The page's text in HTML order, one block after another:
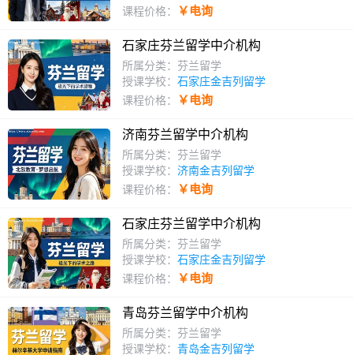
课程价格：
￥电询
石家庄芬兰留学中介机构
所属分类：芬兰留学
授课学校： 石家庄金吉列留学
课程价格：
￥电询
济南芬兰留学中介机构
所属分类：芬兰留学
授课学校： 济南金吉列留学
课程价格：
￥电询
石家庄芬兰留学中介机构
所属分类：芬兰留学
授课学校： 石家庄金吉列留学
课程价格：
￥电询
青岛芬兰留学中介机构
所属分类：芬兰留学
授课学校： 青岛金吉列留学